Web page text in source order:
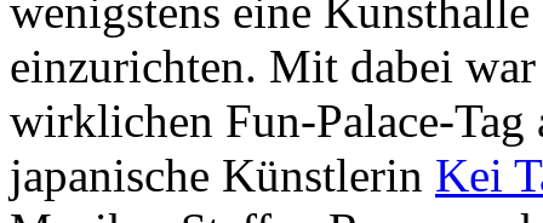
wenigstens eine
einzurichten. Mit dabei
wirklichen Fun-Palace-Tag
japanische Künstlerin Kei